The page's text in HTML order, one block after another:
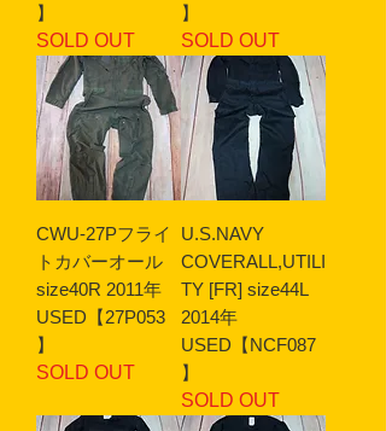
】
SOLD OUT
】
SOLD OUT
CWU-27Pフライ
トカバーオール
size40R 2011年
USED【27P053
】
SOLD OUT
U.S.NAVY
COVERALL,UTILI
TY [FR] size44L
2014年
USED【NCF087
】
SOLD OUT